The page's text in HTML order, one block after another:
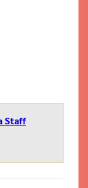
Staff